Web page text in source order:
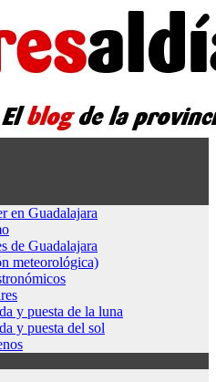
en Guadalajara
de Guadalajara
meteorológica)
y puesta de la luna
y puesta del sol